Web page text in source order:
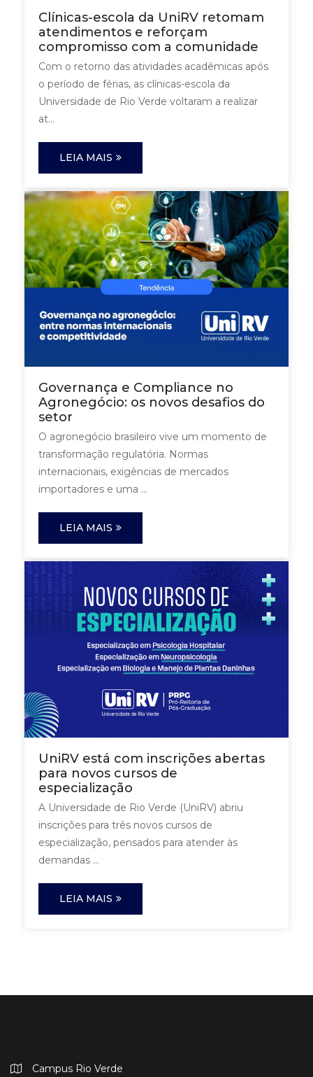
Clínicas-escola da UniRV retomam
atendimentos e reforçam
compromisso com a comunidade
Com o retorno das atividades acadêmicas após
o período de férias, as clínicas-escola da
Universidade de Rio Verde voltaram a realizar
at...
LEIA MAIS
Governança e Compliance no
Agronegócio: os novos desafios do
setor
O agronegócio brasileiro vive um momento de
transformação regulatória. Normas
internacionais, exigências de mercados
importadores e uma ...
LEIA MAIS
UniRV está com inscrições abertas
para novos cursos de
especialização
A Universidade de Rio Verde (UniRV) abriu
inscrições para três novos cursos de
especialização, pensados para atender às
demandas ...
LEIA MAIS
Campus Rio Verde